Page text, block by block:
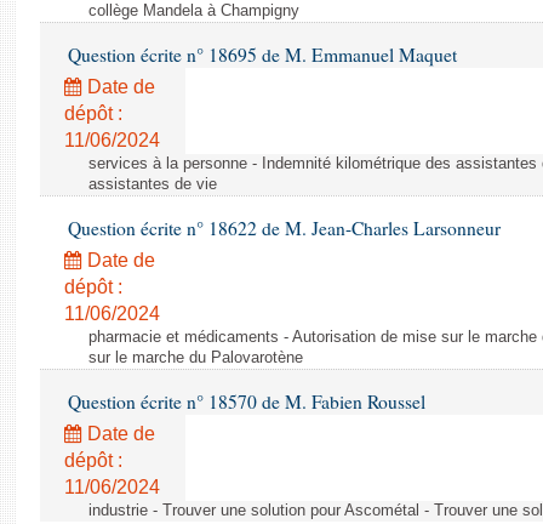
collège Mandela à Champigny
Question écrite n° 18695 de M. Emmanuel Maquet
Date de
dépôt :
11/06/2024
services à la personne - Indemnité kilométrique des
assistantes de vie
Question écrite n° 18622 de M. Jean-Charles Larsonneur
Date de
dépôt :
11/06/2024
pharmacie et médicaments - Autorisation de mise sur le
sur le marche du Palovarotène
Question écrite n° 18570 de M. Fabien Roussel
Date de
dépôt :
11/06/2024
industrie - Trouver une solution pour Ascométal - Trouver une